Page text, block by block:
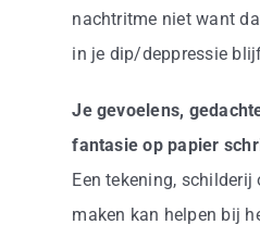
nachtritme niet want
in je dip/deppressie
Je gevoelens,
fantasie op papier
Een tekening,
maken kan helpen bij